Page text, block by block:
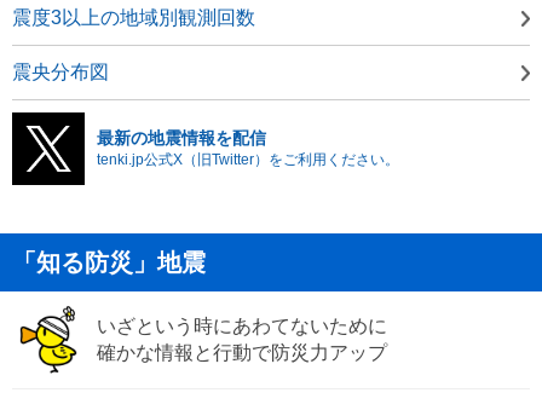
震度3以上の地域別観測回数
震央分布図
最新の地震情報を配信
tenki.jp公式X（旧Twitter）をご利用ください。
「知る防災」地震
いざという時にあわてないために
確かな情報と行動で防災力アップ